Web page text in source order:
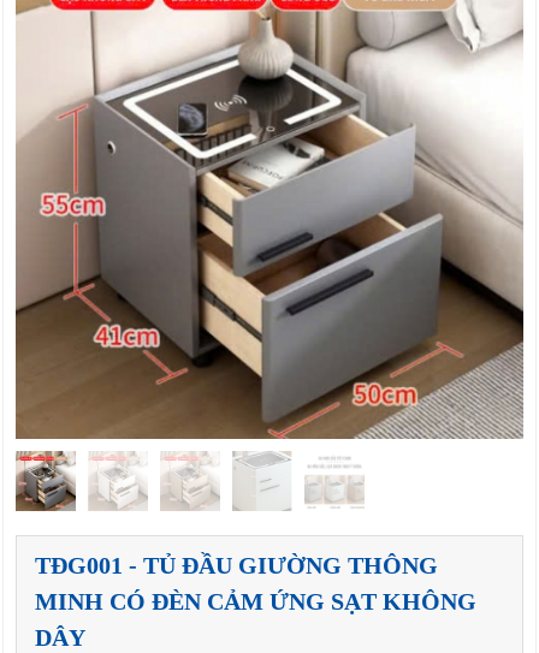
TĐG001 - TỦ ĐẦU GIƯỜNG THÔNG
MINH CÓ ĐÈN CẢM ỨNG SẠT KHÔNG
DÂY